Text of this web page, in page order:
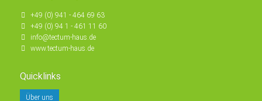
+49 (0) 941 - 464 69 63
+49 (0) 94 1 - 461 11 60
info@tectum-haus.de
www.tectum-haus.de
Quicklinks
Über uns